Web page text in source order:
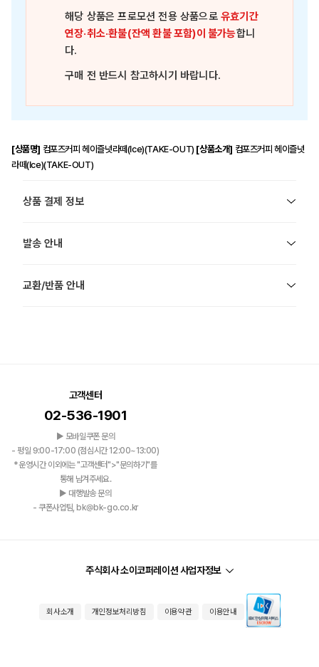
해당 상품은프로모션 전용 상품으로유효기간
연장·취소·환불(잔액 환불 포함)이 불가능합니
다.
구매 전 반드시 참고하시기 바랍니다.
[상품명] 컴포즈커피 헤이즐넛라떼(Ice)(TAKE-OUT) [상품소개] 컴포즈커피 헤이즐넛
라떼(Ice)(TAKE-OUT)
상품 결제 정보
발송 안내
교환/반품 안내
고객센터
02-536-1901
▶ 모바일쿠폰 문의
- 평일 9:00-17:00 (점심시간 12:00~13:00)
*운영시간 이외에는 "고객센터">"문의하기"를
통해 남겨주세요.
▶ 대행발송 문의
- 쿠폰사업팀, bk@bk-go.co.kr
주식회사 소이코퍼레이션 사업자정보
회사소개 개인정보처리방침 이용약관 이용안내